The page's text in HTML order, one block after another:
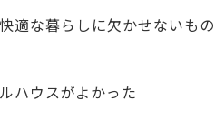
な暮らしに欠かせないもの
ハウスがよかった